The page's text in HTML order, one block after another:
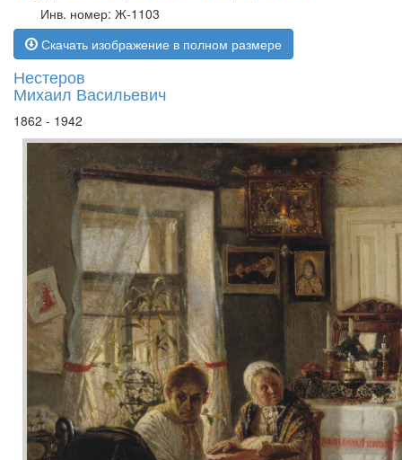
Инв. номер: Ж-1103
Скачать изображение в полном размере
Нестеров
Михаил Васильевич
1862 - 1942